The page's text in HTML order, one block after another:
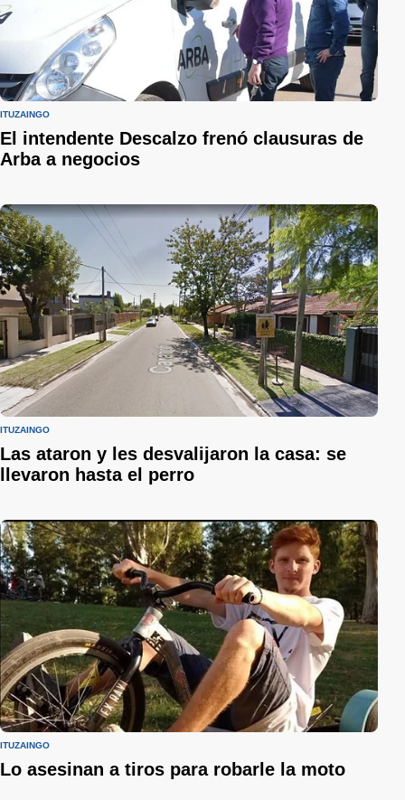
ITUZAINGÓ
El intendente Descalzo frenó clausuras de
Arba a negocios
ITUZAINGÓ
Las ataron y les desvalijaron la casa: se
llevaron hasta el perro
ITUZAINGÓ
Lo asesinan a tiros para robarle la moto